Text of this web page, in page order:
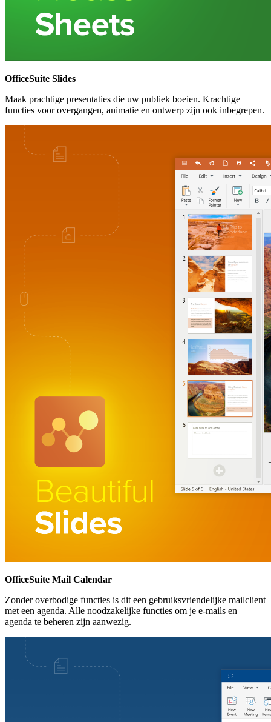
OfficeSuite Slides
Maak prachtige presentaties die uw publiek boeien. Krachtige
functies voor overgangen, animatie en ontwerp zijn ook inbegrepen.
OfficeSuite Mail Calendar
Zonder overbodige functies is dit een gebruiksvriendelijke mailclient
met een agenda. Alle noodzakelijke functies om je e-mails en
agenda te beheren zijn aanwezig.